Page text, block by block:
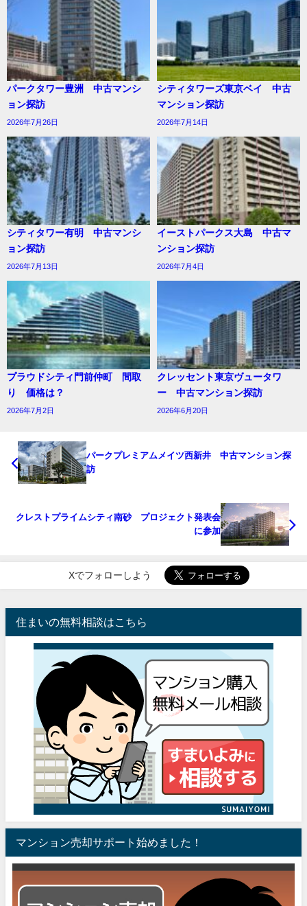
パークタワー豊洲 中古マンシ
ョン探訪
2026年7月26日
シティタワーズ東京ベイ 中古
マンション探訪
2026年7月14日
シティタワー有明 中古マンシ
ョン探訪
2026年7月13日
イーストパークス大島 中古マ
ンション探訪
2026年7月4日
プラウドシティ門前仲町 間取
り 価格は？
2026年7月2日
クレッセント東京ヴュータワ
ー 中古マンション探訪
2026年6月20日
パークプレミアムメイツ西新井 中古マンション探
訪
クレストプライムシティ南砂 プロジェクト発表会
に参加
Xでフォローしよう
住まいの無料相談はこちら
マンション売却サポート始めました！